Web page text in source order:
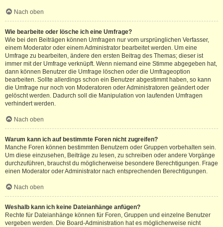
Nach oben
Wie bearbeite oder lösche ich eine Umfrage?
Wie bei den Beiträgen können Umfragen nur vom ursprünglichen Verfasser,
einem Moderator oder einem Administrator bearbeitet werden. Um eine
Umfrage zu bearbeiten, ändere den ersten Beitrag des Themas; dieser ist
immer mit der Umfrage verknüpft. Wenn niemand eine Stimme abgegeben hat,
dann können Benutzer die Umfrage löschen oder die Umfrageoption
bearbeiten. Sollte allerdings schon ein Benutzer abgestimmt haben, so kann
die Umfrage nur noch von Moderatoren oder Administratoren geändert oder
gelöscht werden. Dadurch soll die Manipulation von laufenden Umfragen
verhindert werden.
Nach oben
Warum kann ich auf bestimmte Foren nicht zugreifen?
Manche Foren können bestimmten Benutzern oder Gruppen vorbehalten sein.
Um diese einzusehen, Beiträge zu lesen, zu schreiben oder andere Vorgänge
durchzuführen, brauchst du möglicherweise besondere Berechtigungen. Frage
einen Moderator oder Administrator nach entsprechenden Berechtigungen.
Nach oben
Weshalb kann ich keine Dateianhänge anfügen?
Rechte für Dateianhänge können für Foren, Gruppen und einzelne Benutzer
vergeben werden. Die Board-Administration hat es möglicherweise nicht